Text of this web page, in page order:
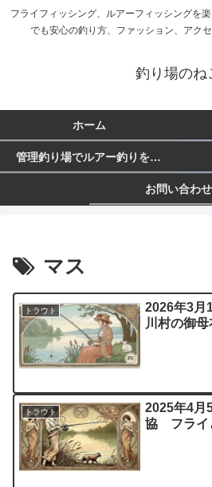
フライフィッシング、ルアーフィッシングを
でも安心の釣り方、ファッション、アク
釣り場のね
ホーム
管理釣り場でルアー釣りを始めよう
お問い合わせ
マス
トラウト
2026年3月
川村の御
トラウト
2025年4
協 フライ